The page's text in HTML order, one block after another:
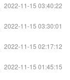
2022-11-15 03:40:22
2022-11-15 03:30:01
2022-11-15 02:17:12
2022-11-15 01:45:15